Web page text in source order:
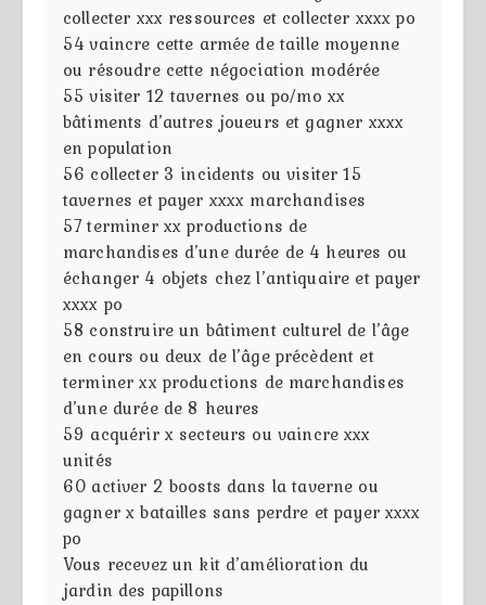
collecter xxx ressources et collecter xxxx po
54 vaincre cette armée de taille moyenne
ou résoudre cette négociation modérée
55 visiter 12 tavernes ou po/mo xx
bâtiments d’autres joueurs et gagner xxxx
en population
56 collecter 3 incidents ou visiter 15
tavernes et payer xxxx marchandises
57terminer xx productions de
marchandises d’une durée de 4 heures ou
échanger 4 objets chez l’antiquaire et payer
xxxx po
58 construire un bâtiment culturel de l’âge
en cours ou deux de l’âge précèdent et
terminer xx productions de marchandises
d’une durée de 8 heures
59 acquérir x secteurs ou vaincre xxx
unités
60 activer 2 boosts dans la taverne ou
gagner x batailles sans perdre et payer xxxx
po
Vous recevez un kit d’amélioration du
jardin des papillons